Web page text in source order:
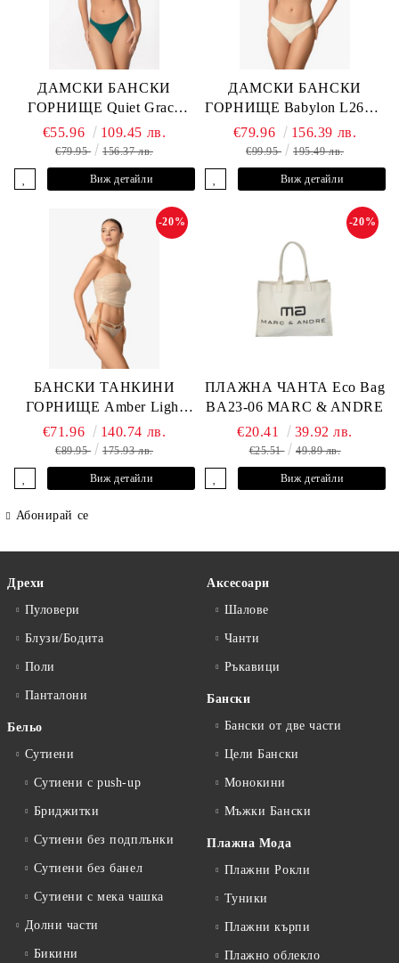
ДАМСКИ БАНСКИ
ГОРНИЩЕ Quiet Grace
L2607-Y-352 MARC &
ANDRE
€55.96 109.45 лв.
€79.95 156.37 лв.
Виж детайли
ДАМСКИ БАНСКИ
ГОРНИЩЕ Babylon L2613-
YP-682 MARC & ANDRE
€79.96 156.39 лв.
€99.95 195.49 лв.
Виж детайли
БАНСКИ ТАНКИНИ
ГОРНИЩЕ Amber Light
L2605-Y-803 MARC &
ANDRE
-20%
€71.96 140.74 лв.
€89.95 175.93 лв.
Виж детайли
ПЛАЖНА ЧАНТА Eco Bag
BA23-06 MARC & ANDRE
-20%
€20.41 39.92 лв.
€25.51 49.89 лв.
Виж детайли
Абонирай се
Дрехи
Пуловери
Блузи/Бодита
Поли
Панталони
Бельо
Сутиени
Сутиени с push-up
Бриджитки
Сутиени без подплънки
Сутиени без банел
Сутиени с мека чашка
Долни части
Бикини
Аксесоари
Шалове
Чанти
Ръкавици
Бански
Бански от две части
Цели Бански
Монокини
Мъжки Бански
Плажна Мода
Плажни Рокли
Туники
Плажни кърпи
Плажно облекло